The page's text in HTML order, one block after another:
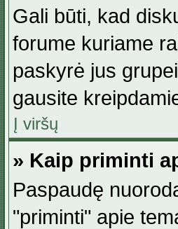
Gali būti, kad
forume kuriame
paskyrė jus
gausite
Į viršų
» Kaip priminti
Paspaudę
"priminti" apie